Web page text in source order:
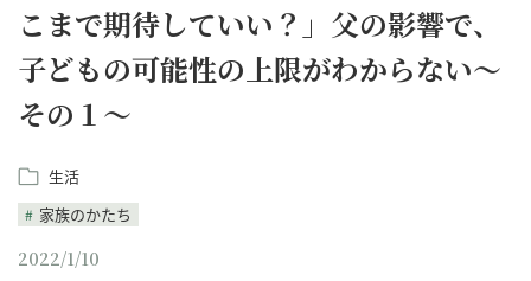
こまで期待していい？」父の影響で、
子どもの可能性の上限がわからない～
その１～
生活
家族のかたち
2022/1/10